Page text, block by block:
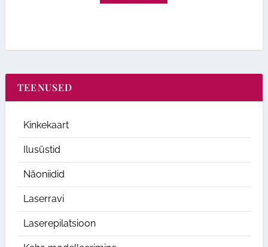
TEENUSED
Kinkekaart
Ilusüstid
Näoniidid
Laserravi
Laserepilatsioon